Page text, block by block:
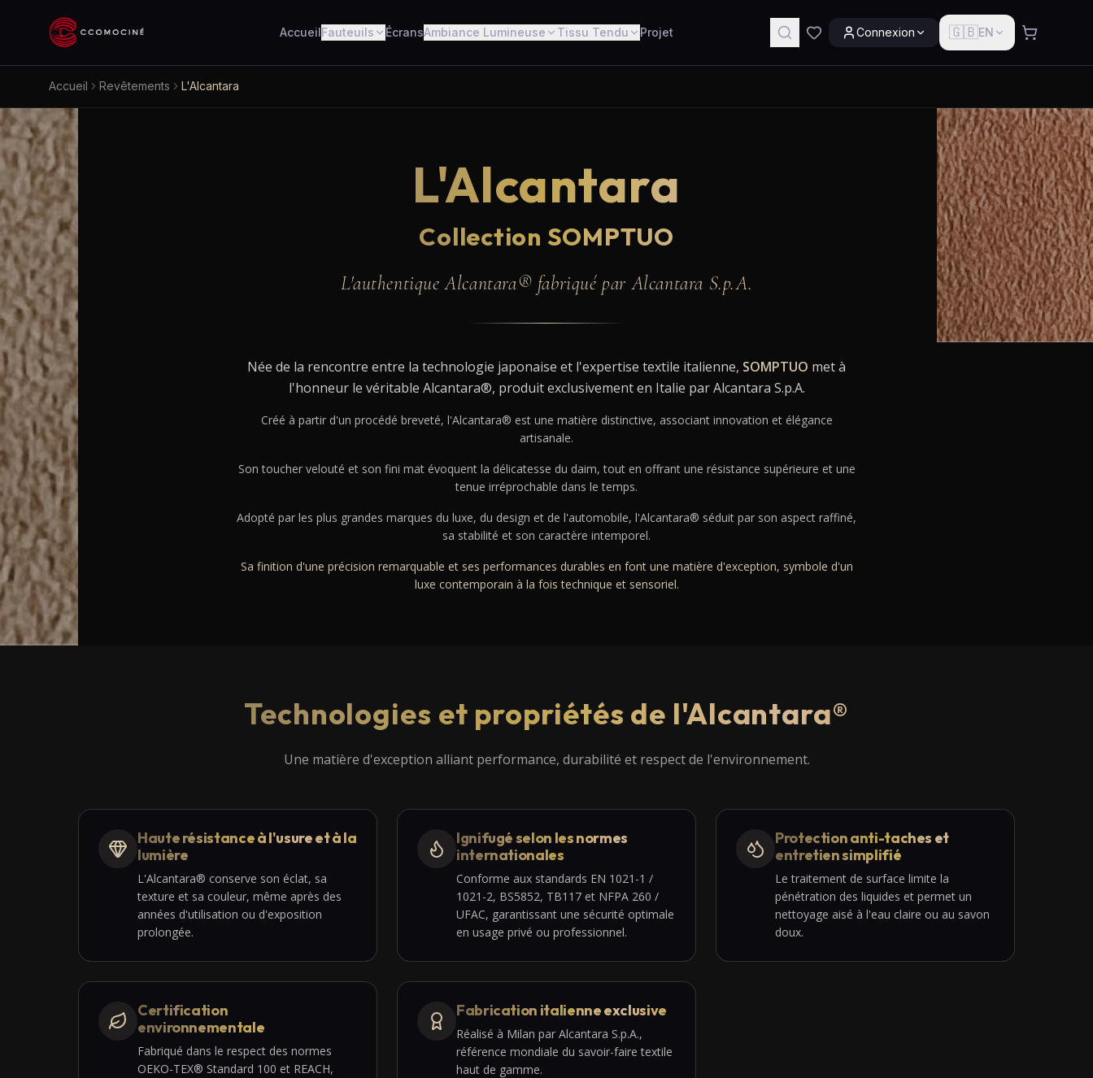
AccueilFauteuils ÉcransAmbiance Lumineuse Tissu Tendu Projet Connexion 🇬🇧EN
Accueil Revêtements L'Alcantara
L'Alcantara
Collection SOMPTUO
L'authentique Alcantara® fabriqué par Alcantara S.p.A.
Née de la rencontre entre la technologie japonaise et l'expertise textile italienne, SOMPTUO met à
l'honneur le véritable Alcantara®, produit exclusivement en Italie par Alcantara S.p.A.
Créé à partir d'un procédé breveté, l'Alcantara® est une matière distinctive, associant innovation et élégance
artisanale.
Son toucher velouté et son fini mat évoquent la délicatesse du daim, tout en offrant une résistance supérieure et une
tenue irréprochable dans le temps.
Adopté par les plus grandes marques du luxe, du design et de l'automobile, l'Alcantara® séduit par son aspect raffiné,
sa stabilité et son caractère intemporel.
Sa finition d'une précision remarquable et ses performances durables en font une matière d'exception, symbole d'un
luxe contemporain à la fois technique et sensoriel.
Technologies et propriétés de l'Alcantara®
Une matière d'exception alliant performance, durabilité et respect de l'environnement.
Haute résistance à l'usure et à la
lumière
L'Alcantara® conserve son éclat, sa
texture et sa couleur, même après des
années d'utilisation ou d'exposition
prolongée.
Ignifugé selon les normes
internationales
Conforme aux standards EN 1021-1 /
1021-2, BS5852, TB117 et NFPA 260 /
UFAC, garantissant une sécurité optimale
en usage privé ou professionnel.
Protection anti-taches et
entretien simplifié
Le traitement de surface limite la
pénétration des liquides et permet un
nettoyage aisé à l'eau claire ou au savon
doux.
Certification
environnementale
Fabriqué dans le respect des normes
OEKO-TEX® Standard 100 et REACH,
Fabrication italienne exclusive
Réalisé à Milan par Alcantara S.p.A.,
référence mondiale du savoir-faire textile
haut de gamme.